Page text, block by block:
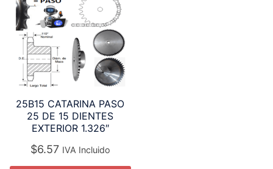
25B15 CATARINA PASO
25 DE 15 DIENTES
EXTERIOR 1.326″
$6.57 IVA Incluido